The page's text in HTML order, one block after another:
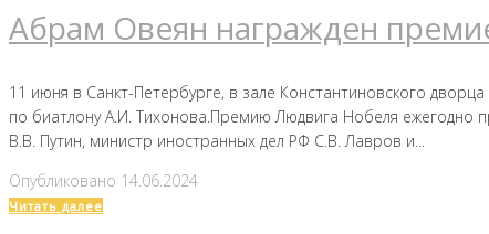
Абрам Овеян награжден
11 июня в Санкт-Петербурге, в зале Константиновского
по биатлону А.И. Тихонова.Премию Людвига Нобеля ежегодно
В.В. Путин, министр иностранных дел РФ С.В. Лавров и...
Опубликовано 14.06.2024
Читать далее